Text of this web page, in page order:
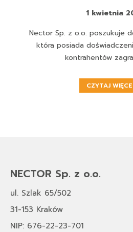
1 kwietnia
Nector Sp. z o.o. poszukuje
która posiada
kontrahentów
CZYTAJ
NECTOR Sp. z o.o.
ul. Szlak 65/502
31-153 Kraków
NIP: 676-22-23-701